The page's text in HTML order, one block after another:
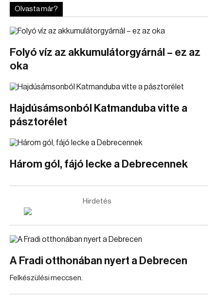
Olvasta már?
Folyó víz az akkumulátorgyárnál – ez az
oka
Hajdúsámsonból Katmanduba vitte a
pásztorélet
Három gól, fájó lecke a Debrecennek
Hirdetés
A Fradi otthonában nyert a Debrecen
Felkészülési meccsen.